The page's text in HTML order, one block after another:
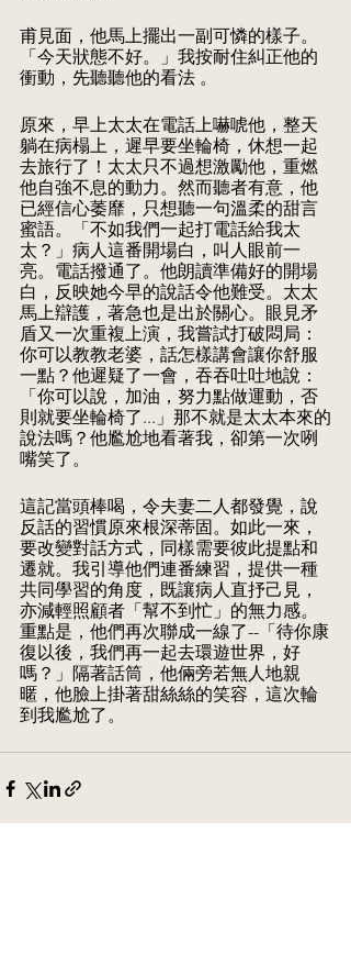
甫見面，他馬上擺出一副可憐的樣子。
「今天狀態不好。」我按耐住糾正他的
衝動，先聽聽他的看法 。
原來，早上太太在電話上嚇唬他，整天
躺在病榻上，遲早要坐輪椅，休想一起
去旅行了！太太只不過想激勵他，重燃
他自強不息的動力。然而聽者有意，他
已經信心萎靡，只想聽一句溫柔的甜言
蜜語。「不如我們一起打電話給我太
太？」病人這番開場白，叫人眼前一
亮。電話撥通了。他朗讀準備好的開場
白，反映她今早的說話令他難受。太太
馬上辯護，著急也是出於關心。眼見矛
盾又一次重複上演，我嘗試打破悶局：
你可以教教老婆，話怎樣講會讓你舒服
一點？他遲疑了一會，吞吞吐吐地說：
「你可以說，加油，努力點做運動，否
則就要坐輪椅了...」那不就是太太本來的
說法嗎？他尷尬地看著我，卻第一次咧
嘴笑了。
這記當頭棒喝，令夫妻二人都發覺，說
反話的習慣原來根深蒂固。如此一來，
要改變對話方式，同樣需要彼此提點和
遷就。我引導他們連番練習，提供一種
共同學習的角度，既讓病人直抒己見，
亦減輕照顧者「幫不到忙」的無力感。
重點是，他們再次聯成一線了--「待你康
復以後，我們再一起去環遊世界，好
嗎？」隔著話筒，他倆旁若無人地親
暱，他臉上掛著甜絲絲的笑容，這次輪
到我尷尬了。